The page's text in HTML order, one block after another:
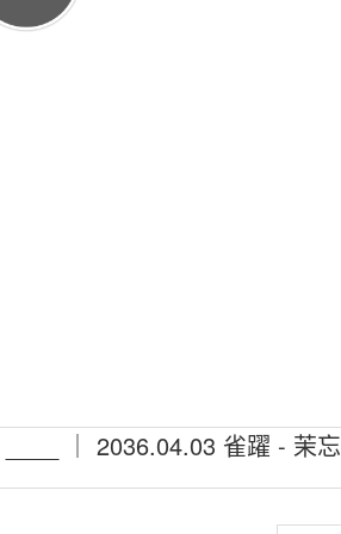
｜ 2036.04.03 雀躍 - 茉忘